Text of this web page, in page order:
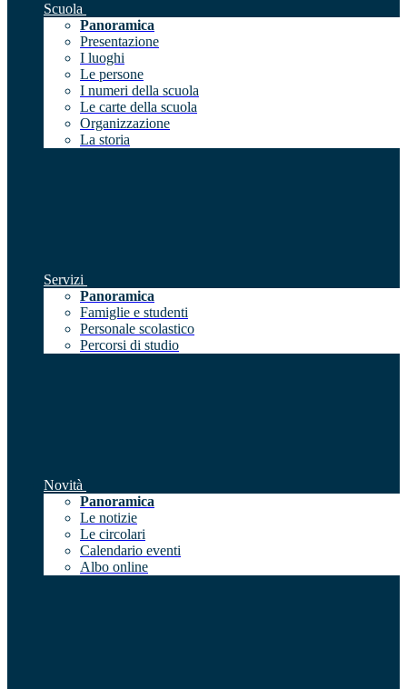
Scuola
Panoramica
Presentazione
I luoghi
Le persone
I numeri della scuola
Le carte della scuola
Organizzazione
La storia
Servizi
Panoramica
Famiglie e studenti
Personale scolastico
Percorsi di studio
Novità
Panoramica
Le notizie
Le circolari
Calendario eventi
Albo online